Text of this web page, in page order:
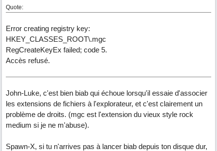
Quote:
Error creating registry key:
HKEY_CLASSES_ROOT\.mgc
RegCreateKeyEx failed; code 5.
Accès refusé.
John-Luke, c'est bien biab qui échoue lorsqu'il essaie d'associer
les extensions de fichiers à l'explorateur, et c'est clairement un
problème de droits. (mgc est l'extension du vieux style rock
medium si je ne m'abuse).
Spawn-X, si tu n'arrives pas à lancer biab depuis ton disque dur,